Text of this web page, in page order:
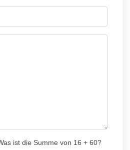
ist die Summe von 16 + 60?